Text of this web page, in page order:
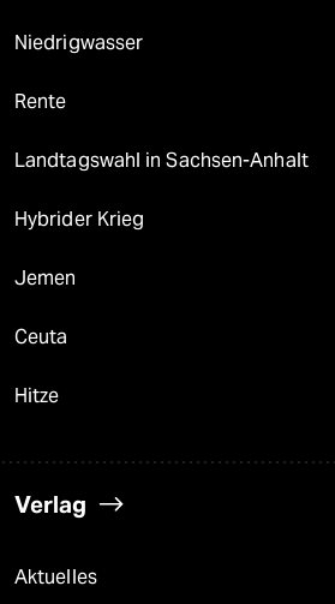
Niedrigwasser
Rente
Landtagswahl in Sachsen-Anhalt
Hybrider Krieg
Jemen
Ceuta
Hitze
Verlag
Aktuelles